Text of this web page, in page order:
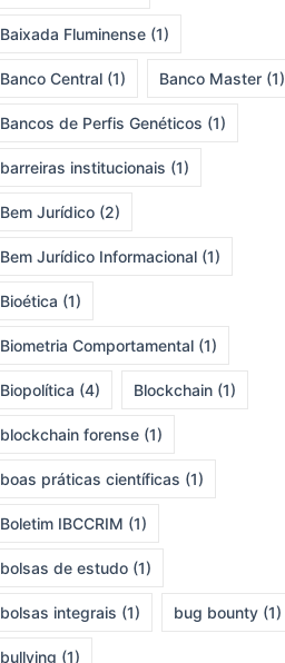
Baixada Fluminense(1)
Banco Central(1) Banco Master(1)
Bancos de Perfis Genéticos (1)
barreiras institucionais (1)
Bem Jurídico(2)
Bem Jurídico Informacional(1)
Bioética (1)
Biometria Comportamental(1)
Biopolítica (4) Blockchain(1)
blockchain forense(1)
boas práticas científicas (1)
Boletim IBCCRIM (1)
bolsas de estudo(1)
bolsas integrais (1) bug bounty(1)
bullying (1)